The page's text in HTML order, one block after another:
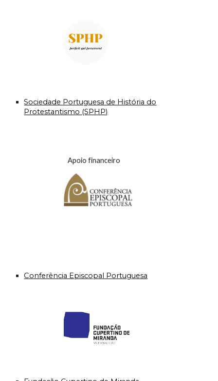
Sociedade Portuguesa de História do
Protestantismo (SPHP)
Apoio financeiro
Conferência Episcopal Portuguesa